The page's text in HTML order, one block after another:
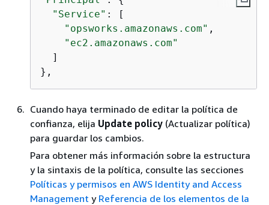
"Service" : [
"opsworks.amazonaws.com" ,
"ec2.amazonaws.com"
  ]
},
Cuando haya terminado de editar la política de
confianza, elija Update policy (Actualizar política)
para guardar los cambios.
Para obtener más información sobre la estructura
y la sintaxis de la política, consulte las secciones
Políticas y permisos en AWS Identity and Access
Management y Referencia de los elementos de la